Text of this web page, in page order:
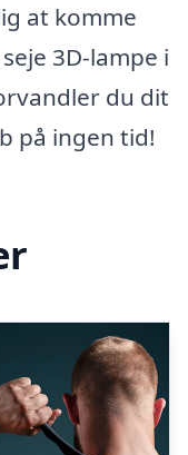
at komme
3D-lampe i
du dit
på ingen tid!